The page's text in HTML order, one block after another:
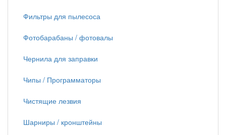
Фильтры для пылесоса
Фотобарабаны / фотовалы
Чернила для заправки
Чипы / Программаторы
Чистящие лезвия
Шарниры / кронштейны